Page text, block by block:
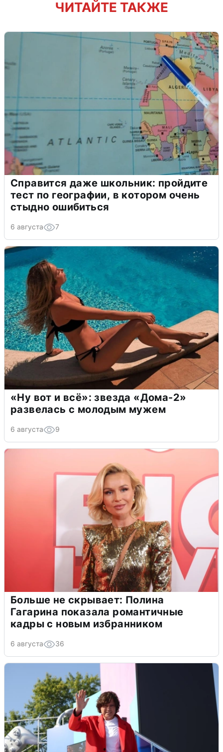
ЧИТАЙТЕ ТАКЖЕ
Справится даже школьник: пройдите
тест по географии, в котором очень
стыдно ошибиться
6 августа 7
«Ну вот и всё»: звезда «Дома-2»
развелась с молодым мужем
6 августа 9
Больше не скрывает: Полина
Гагарина показала романтичные
кадры с новым избранником
6 августа 36